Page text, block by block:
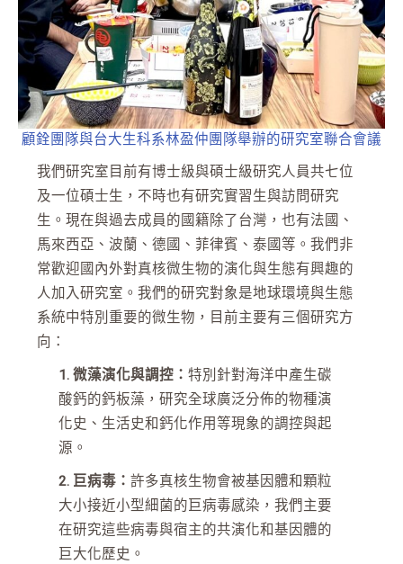
顧銓團隊與台大生科系林盈仲團隊舉辦的研究室聯合會議
我們研究室目前有博士級與碩士級研究人員共七位
及一位碩士生，不時也有研究實習生與訪問研究
生。現在與過去成員的國籍除了台灣，也有法國、
馬來西亞、波蘭、德國、菲律賓、泰國等。我們非
常歡迎國內外對真核微生物的演化與生態有興趣的
人加入研究室。我們的研究對象是地球環境與生態
系統中特別重要的微生物，目前主要有三個研究方
向：
1. 微藻演化與調控：特別針對海洋中產生碳
酸鈣的鈣板藻，研究全球廣泛分佈的物種演
化史、生活史和鈣化作用等現象的調控與起
源。
2. 巨病毒：許多真核生物會被基因體和顆粒
大小接近小型細菌的巨病毒感染，我們主要
在研究這些病毒與宿主的共演化和基因體的
巨大化歷史。